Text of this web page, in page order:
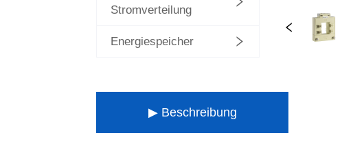
Stromverteilung
Energiespeicher
▶ Beschreibung